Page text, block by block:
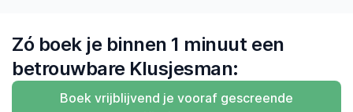
Zó boek je binnen 1 minuut een
betrouwbare Klusjesman:
Boek vrijblijvend je vooraf gescreende